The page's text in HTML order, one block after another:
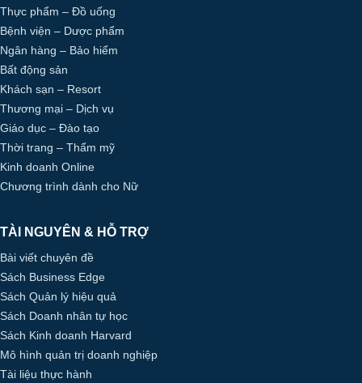
Thực phẩm – Đồ uống
Bệnh viện – Dược phẩm
Ngân hàng – Bảo hiểm
Bất động sản
Khách sạn – Resort
Thương mại – Dịch vụ
Giáo dục – Đào tạo
Thời trang – Thẩm mỹ
Kinh doanh Online
Chương trình dành cho Nữ
TÀI NGUYÊN & HỖ TRỢ
Bài viết chuyên đề
Sách Business Edge
Sách Quản lý hiệu quả
Sách Doanh nhân tự học
Sách Kinh doanh Harvard
Mô hình quản trị doanh nghiệp
Tài liệu thực hành